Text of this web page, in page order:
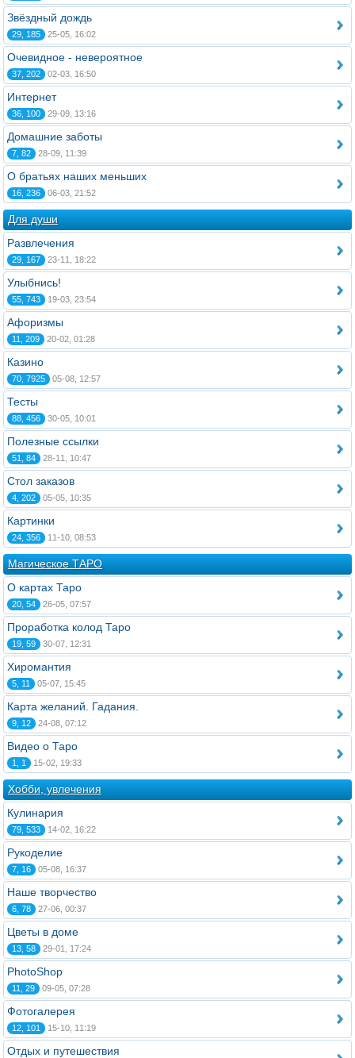
Звёздный дождь
29, 185 25-05, 16:02
Очевидное - невероятное
37, 202 02-03, 16:50
Интернет
36, 100 29-09, 13:16
Домашние заботы
7, 82 28-09, 11:39
О братьях наших меньших
16, 236 06-03, 21:52
Для души
Развлечения
29, 167 23-11, 18:22
Улыбнись!
55, 743 19-03, 23:54
Афоризмы
11, 209 20-02, 01:28
Казино
70, 7925 05-08, 12:57
Тесты
88, 456 30-05, 10:01
Полезные ссылки
51, 84 28-11, 10:47
Стол заказов
4, 202 05-05, 10:35
Картинки
24, 356 11-10, 08:53
Магическое ТАРО
О картах Таро
20, 54 26-05, 07:57
Проработка колод Таро
19, 59 30-07, 12:31
Хиромантия
5, 11 05-07, 15:45
Карта желаний. Гадания.
9, 12 24-08, 07:12
Видео о Таро
1, 1 15-02, 19:33
Хобби, увлечения
Кулинария
79, 533 14-02, 16:22
Рукоделие
7, 16 05-08, 16:37
Наше творчество
6, 78 27-06, 00:37
Цветы в доме
13, 58 29-01, 17:24
PhotoShop
11, 29 09-05, 07:28
Фотогалерея
12, 101 15-10, 11:19
Отдых и путешествия